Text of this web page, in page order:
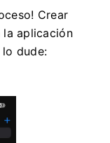
Crear
la aplicación
dude: